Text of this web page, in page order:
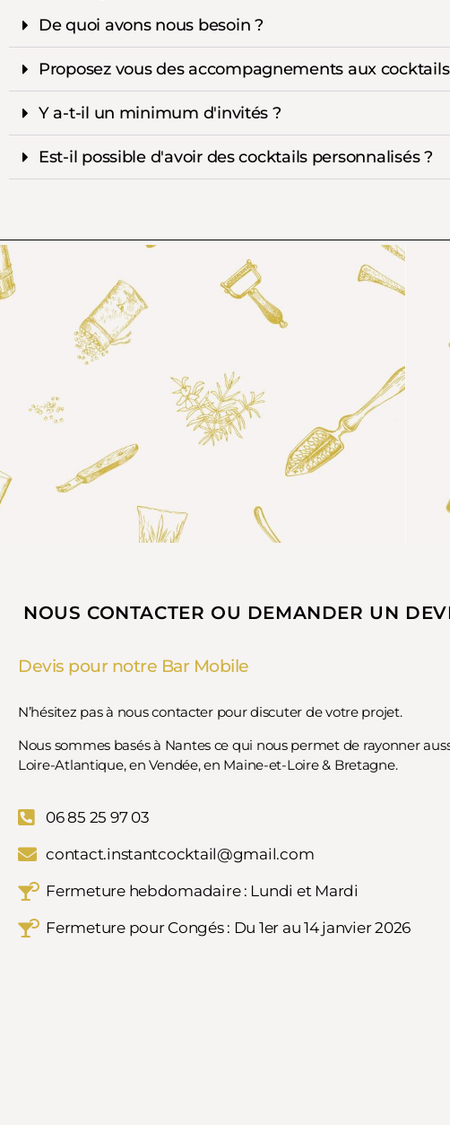
De quoi avons nous besoin ?
Proposez vous des accompagnements aux
Y a-t-il un minimum d'invités ?
Est-il possible d'avoir des cocktails personnalisés ?
NOUS CONTACTER OU DEMANDER UN
Devis pour notre Bar Mobile
N’hésitez pas à nous contacter pour discuter de votre projet.
Nous sommes basés à Nantes ce qui nous permet de rayonner
Loire-Atlantique, en Vendée, en Maine-et-Loire & Bretagne.
06 85 25 97 03
contact.instantcocktail@gmail.com
Fermeture hebdomadaire : Lundi et Mardi
Fermeture pour Congés : Du 1er au 14 janvier 2026